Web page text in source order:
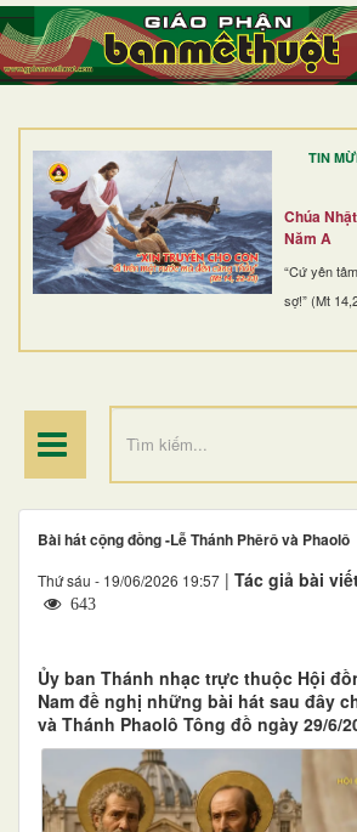
TIN
Chúa
Năm A
“Cứ yên
sợ!” (Mt
TRANG NHẤT
GIỚI THIỆU
DÒNG TU
BAN MỤC VỤ
ĐOÀN THỂ CG
ĐIỂM HÀNH HƯƠNG
Bài hát cộng đồng -Lễ Thánh Phêrô và Phaolô
Thứ sáu - 19/06/2026 19:57 | Tác giả bài
643
Ủy ban Thánh nhạc trực thuộc Hội
Nam đề nghị những bài hát sau đây
và Thánh Phaolô Tông đồ ngày 29/6/